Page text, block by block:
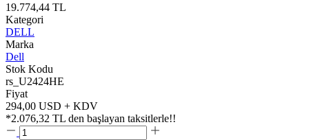
19.774,44 TL
Kategori
DELL
Marka
Dell
Stok Kodu
rs_U2424HE
Fiyat
294,00 USD + KDV
*2.076,32 TL den başlayan taksitlerle!!